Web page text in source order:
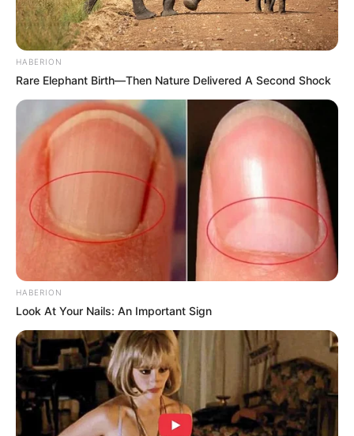
8 Kata Lucu Seputar Malam
Minggu ala Jomblo yang Bikin
Ngenes
10 Desain Kanopi Tempat
Tidur, Serasa Beristirahat di
Kamar Raja
HABERION
Rare Elephant Birth—Then Nature Delivered A Second Shock
HABERION
Look At Your Nails: An Important Sign